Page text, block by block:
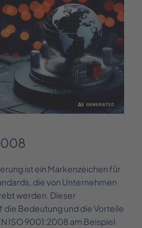
ist ein Markenzeichen für
die von Unternehmen
werden. Dieser
die Bedeutung und die Vorteile
ISO 9001:2008 am Beispiel